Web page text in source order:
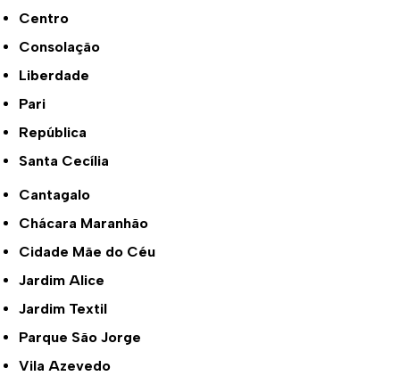
Centro
Consolação
Liberdade
Pari
República
Santa Cecília
Cantagalo
Chácara Maranhão
Cidade Mãe do Céu
Jardim Alice
Jardim Textil
Parque São Jorge
Vila Azevedo